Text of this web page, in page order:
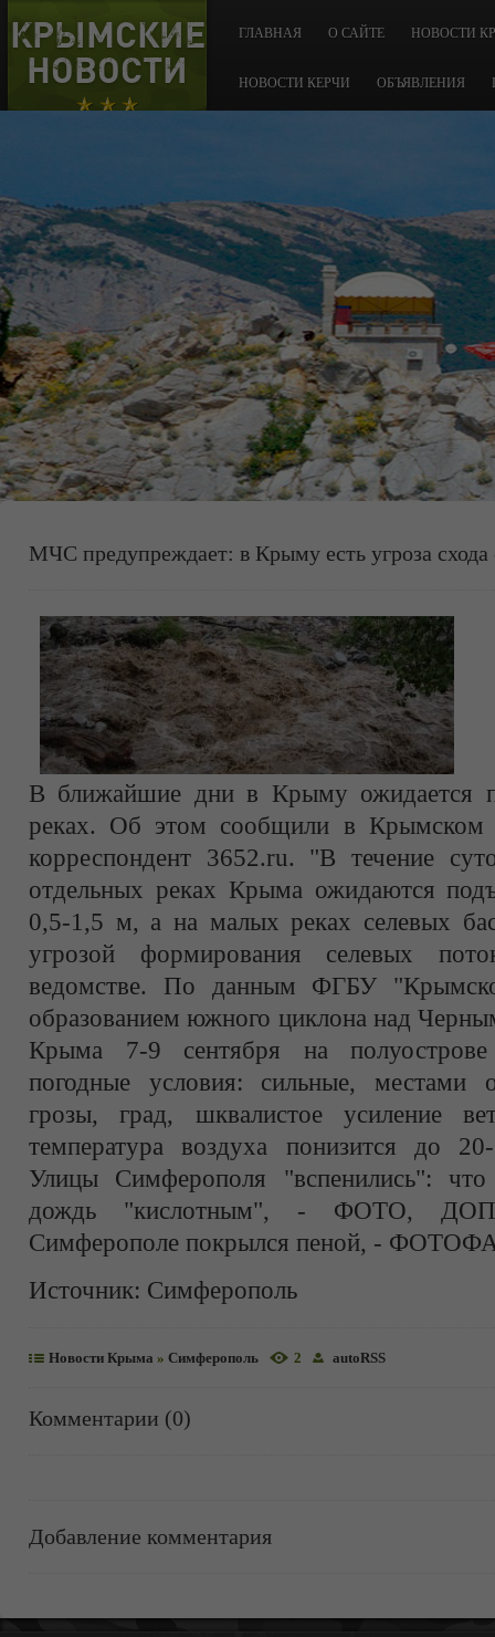
КРЫМСКИЕ
НОВОСТИ
ГЛАВНАЯ О САЙТЕ НОВОСТИ
НОВОСТИ КЕРЧИ ОБЪЯВЛЕНИЯ
МЧС предупреждает: в Крыму есть угроза схода
В ближайшие дни в Крыму ожидается
реках. Об этом сообщили в Крымском
корреспондент 3652.ru. "В течение
отдельных реках Крыма ожидаются
0,5-1,5 м, а на малых реках селевых
угрозой формирования селевых
ведомстве. По данным ФГБУ
образованием южного циклона над
Крыма 7-9 сентября на
погодные условия: сильные, местами
грозы, град, шквалистое усиление
температура воздуха понизится до
Улицы Симферополя "вспенились":
дождь "кислотным", - ФОТО,
Симферополе покрылся пеной, -
Источник: Симферополь
Новости Крыма » Симферополь 2 autoRSS
Комментарии (0)
Добавление комментария